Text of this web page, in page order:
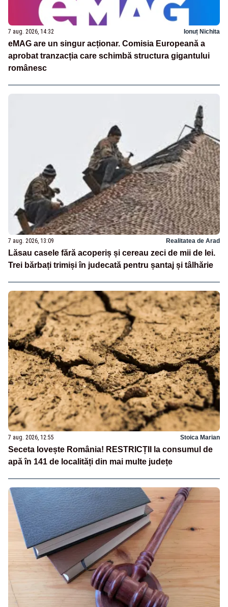
7 aug. 2026, 14:32 Ionuț Nichita
eMAG are un singur acționar. Comisia Europeană a
aprobat tranzacția care schimbă structura gigantului
românesc
7 aug. 2026, 13:09 Realitatea de Arad
Lăsau casele fără acoperiș și cereau zeci de mii de lei.
Trei bărbați trimiși în judecată pentru șantaj și tâlhărie
7 aug. 2026, 12:55 Stoica Marian
Seceta lovește România! RESTRICȚII la consumul de
apă în 141 de localități din mai multe județe